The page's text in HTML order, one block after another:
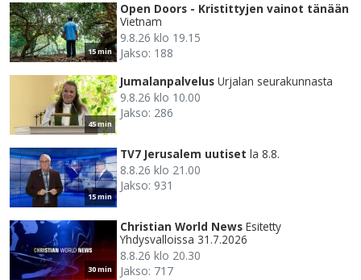
15 min
Open Doors - Kristittyjen vainot tänään
Vietnam
9.8.26 klo 19.15
Jakso: 188
45 min
Jumalanpalvelus Urjalan seurakunnasta
9.8.26 klo 10.00
Jakso: 286
15 min
TV7 Jerusalem uutiset la 8.8.
8.8.26 klo 21.00
Jakso: 931
30 min
Christian World News Esitetty
Yhdysvalloissa 31.7.2026
8.8.26 klo 20.30
Jakso: 717